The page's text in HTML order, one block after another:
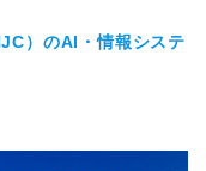
）のAI・情報システ